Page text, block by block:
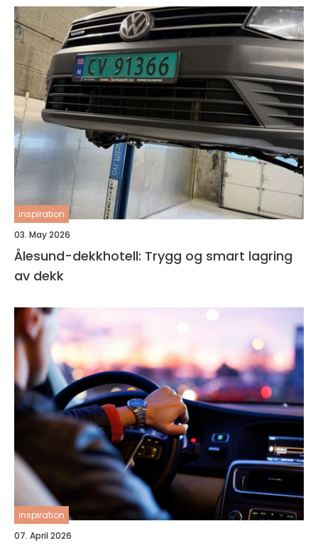
inspiration
03. May 2026
Ålesund-dekkhotell: Trygg og smart lagring
av dekk
inspiration
07. April 2026